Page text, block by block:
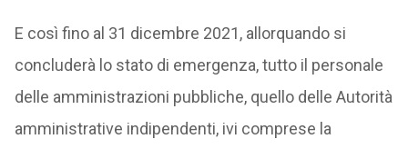
E così fino al 31 dicembre 2021, allorquando si
concluderà lo stato di emergenza, tutto il personale
delle amministrazioni pubbliche, quello delle Autorità
amministrative indipendenti, ivi comprese la